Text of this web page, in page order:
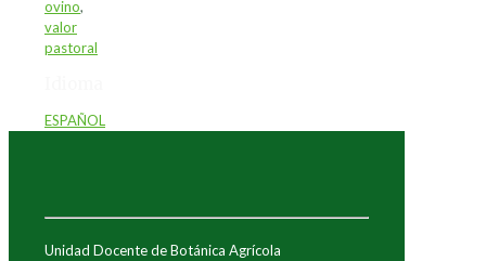
ovino,
valor
pastoral
ESPAÑOL
Unidad Docente de Botánica Agrícola